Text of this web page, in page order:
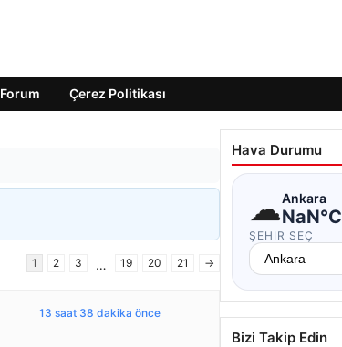
Forum Çerez Politikası
1 2 3 … 19 20 21 →
13 saat 38 dakika önce
Hava Durumu
☁Ankara
NaN°C
ŞEHIR SEÇ
Bizi Takip Edin